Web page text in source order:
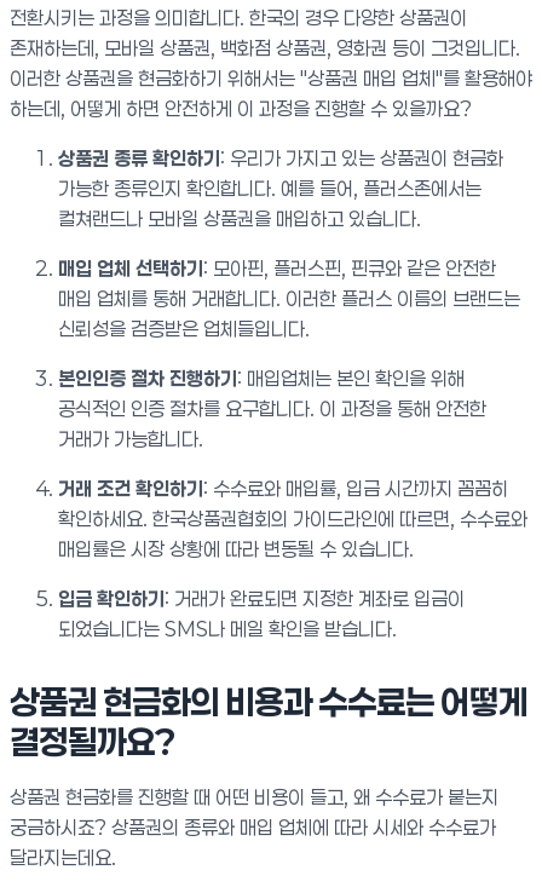
전환시키는 과정을 의미합니다. 한국의 경우 다양한 상품권이
존재하는데, 모바일 상품권, 백화점 상품권, 영화권 등이 그것입니다.
이러한 상품권을 현금화하기 위해서는 "상품권 매입 업체"를 활용해야
하는데, 어떻게 하면 안전하게 이 과정을 진행할 수 있을까요?
상품권 종류 확인하기: 우리가 가지고 있는 상품권이 현금화
가능한 종류인지 확인합니다. 예를 들어, 플러스존에서는
컬쳐랜드나 모바일 상품권을 매입하고 있습니다.
매입 업체 선택하기: 모아핀, 플러스핀, 핀큐와 같은 안전한
매입 업체를 통해 거래합니다. 이러한 플러스 이름의 브랜드는
신뢰성을 검증받은 업체들입니다.
본인인증 절차 진행하기: 매입업체는 본인 확인을 위해
공식적인 인증 절차를 요구합니다. 이 과정을 통해 안전한
거래가 가능합니다.
거래 조건 확인하기: 수수료와 매입률, 입금 시간까지 꼼꼼히
확인하세요. 한국상품권협회의 가이드라인에 따르면, 수수료와
매입률은 시장 상황에 따라 변동될 수 있습니다.
입금 확인하기: 거래가 완료되면 지정한 계좌로 입금이
되었습니다는 SMS나 메일 확인을 받습니다.
상품권 현금화의 비용과 수수료는 어떻게
결정될까요?
상품권 현금화를 진행할 때 어떤 비용이 들고, 왜 수수료가 붙는지
궁금하시죠? 상품권의 종류와 매입 업체에 따라 시세와 수수료가
달라지는데요.